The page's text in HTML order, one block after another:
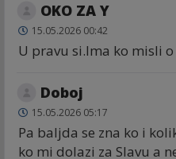
OKO ZA Y
15.05.2026 00:42
U pravu si.Ima ko misli
Doboj
15.05.2026 05:17
Pa baljda se zna ko i
ko mi dolazi za Slavu a